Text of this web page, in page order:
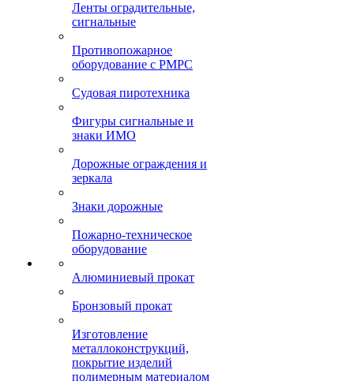
Ленты оградительные,
сигнальные
Противопожарное
оборудование с РМРС
Судовая пиротехника
Фигуры сигнальные и
знаки ИМО
Дорожные ограждения и
зеркала
Знаки дорожные
Пожарно-техническое
оборудование
Алюминиевый прокат
Бронзовый прокат
Изготовление
металлоконструкций,
покрытие изделий
полимерным материалом